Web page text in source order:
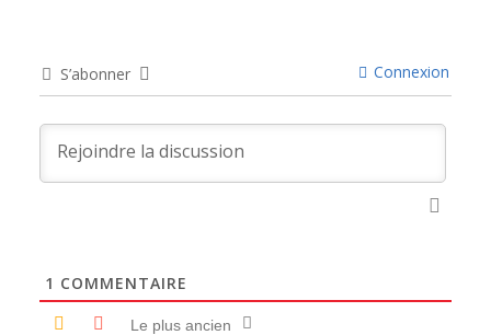
S’abonner Connexion
1 COMMENTAIRE
Le plus ancien